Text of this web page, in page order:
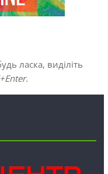
ласка, виділіть
.